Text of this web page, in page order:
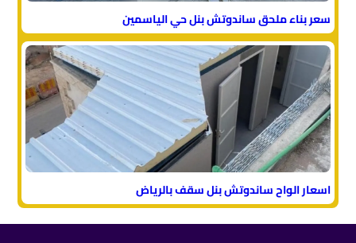
سعر بناء ملحق ساندوتش بنل حي الياسمين
اسعار الواح ساندوتش بنل سقف بالرياض